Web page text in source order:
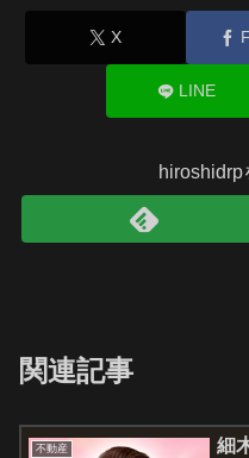
X
LINE
hiroshidrp
関連記事
不動産
細